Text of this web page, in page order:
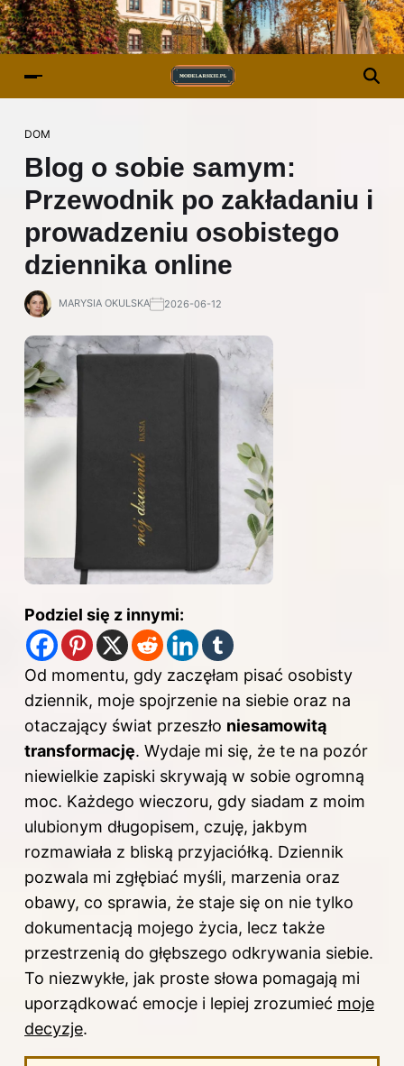
DOM
Blog o sobie samym:
Przewodnik po zakładaniu i
prowadzeniu osobistego
dziennika online
MARYSIA OKULSKA 2026-06-12
Podziel się z innymi:
Od momentu, gdy zaczęłam pisać osobisty
dziennik, moje spojrzenie na siebie oraz na
otaczający świat przeszło niesamowitą
transformację. Wydaje mi się, że te na pozór
niewielkie zapiski skrywają w sobie ogromną
moc. Każdego wieczoru, gdy siadam z moim
ulubionym długopisem, czuję, jakbym
rozmawiała z bliską przyjaciółką. Dziennik
pozwala mi zgłębiać myśli, marzenia oraz
obawy, co sprawia, że staje się on nie tylko
dokumentacją mojego życia, lecz także
przestrzenią do głębszego odkrywania siebie.
To niezwykłe, jak proste słowa pomagają mi
uporządkować emocje i lepiej zrozumieć moje
decyzje.